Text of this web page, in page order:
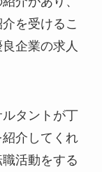
を受けるこ
企業の求人
タントが丁
介してくれ
活動をする